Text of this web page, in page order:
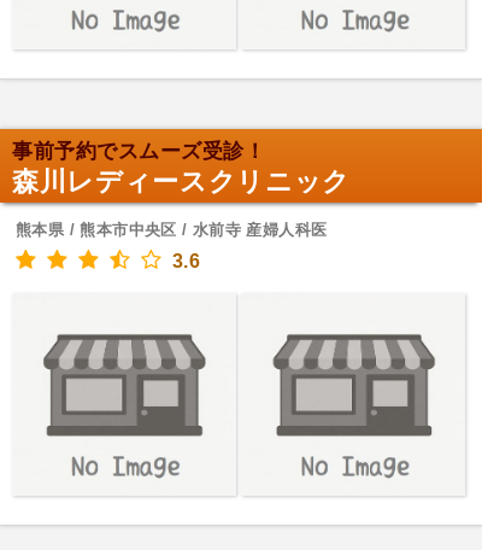
事前予約でスムーズ受診！
森川レディースクリニック
熊本県 / 熊本市中央区 / 水前寺 産婦人科医
3.6